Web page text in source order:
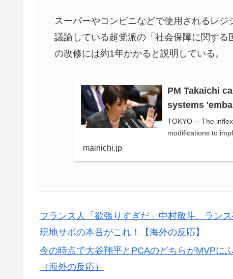
▶ 増水した川に取り残されたアライグマ、パド
応】
▶ 日本旅行キャンセルすべきか…1万年ぶり史上
アメリカ人「お前らの学校ではどんな理由で
日本人「敷地内に勝手に停めた車がバチバチ
ｗｗｗ【タイ人の反応】
韓国人「どうやら五輪サッカー日韓戦でも
（ﾌﾞﾙﾌﾞﾙ」＝韓国の反応
【海外の反応】冨安健洋がクリスタル・パレ
▶ 海外の反応：鈴木誠也が豪快な弾丸19号HR
て良かった」とカブスファン絶賛
▶ 海外「まるでトランプ」FIFAがW杯開催都市
応）
スーパーやコンビニなどで使用されるレ
議論している超党派の「社会保障に関す
の改修には約1年かかると説明している。
PM Takaichi
systems
TOKYO -- The
modifications to
mainichi.jp
フランス人「欲張りすぎだ」中村敬斗、ラン
現地サポの本音がこれ！【海外の反応】
今の時点で大谷翔平とPCAのどちらがMVPに
（海外の反応）